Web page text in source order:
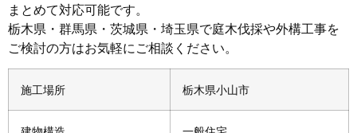
まとめて対応可能です。
栃木県・群馬県・茨城県・埼玉県で庭木伐採や外構工事を
ご検討の方はお気軽にご相談ください。
施工場所 栃木県小山市